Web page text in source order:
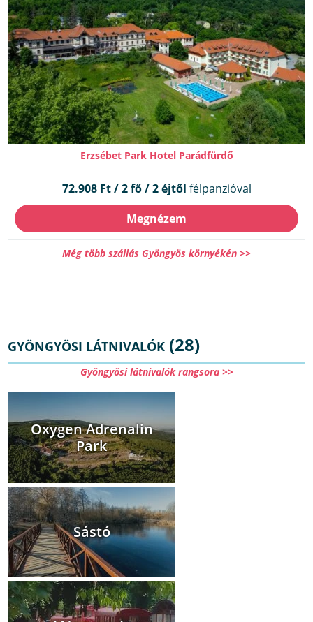
Erzsébet Park Hotel Parádfürdő
72.908 Ft / 2 fő / 2 éjtől félpanzióval
Megnézem
Még több szállás Gyöngyös környékén >>
GYÖNGYÖSI LÁTNIVALÓK (28)
Gyöngyösi látnivalók rangsora >>
Oxygen Adrenalin
Park
Sástó